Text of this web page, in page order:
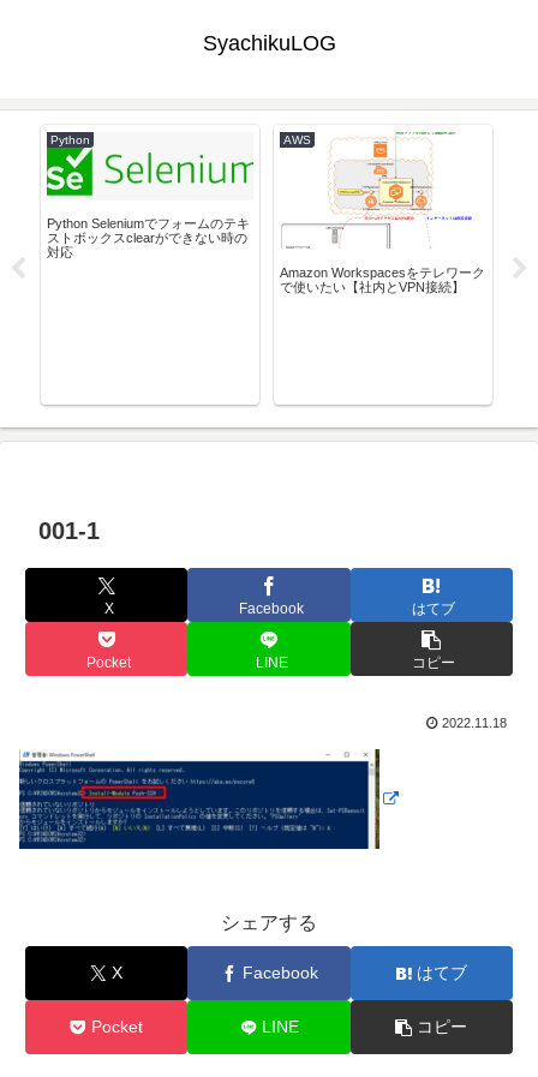
SyachikuLOG
Python
Python Seleniumでフォームのテキ
ストボックスclearができない時の
対応
AWS
Amazon Workspacesをテレワーク
で使いたい【社内とVPN接続】
001-1
X Facebook はてブ
Pocket LINE コピー
2022.11.18
シェアする
X Facebook はてブ
Pocket LINE コピー